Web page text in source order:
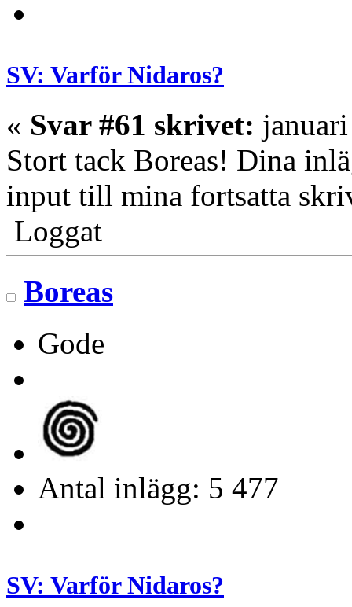
SV: Varför Nidaros?
« Svar #61 skrivet:
Stort tack Boreas! Dina
input till mina fortsatta
Loggat
Boreas
Gode
Antal inlägg: 5 477
SV: Varför Nidaros?